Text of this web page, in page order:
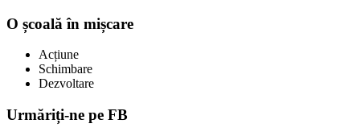
O școală în mișcare
Acțiune
Schimbare
Dezvoltare
Urmăriți-ne pe FB